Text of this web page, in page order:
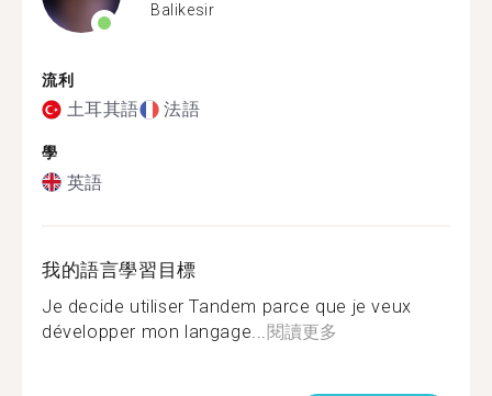
Balikesir
流利
土耳其語 法語
學
英語
我的語言學習目標
Je decide utiliser Tandem parce que je veux
développer mon langage... 閱讀更多